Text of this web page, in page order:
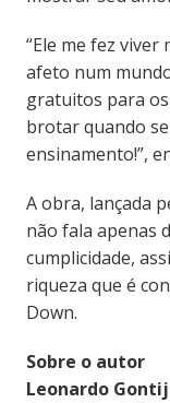
“Ele me fez
afeto num
gratuitos para
brotar quando
ensinamento!”,
A obra, lançada
não fala apenas
cumplicidade,
riqueza que é
Down.
Sobre o autor
Leonardo